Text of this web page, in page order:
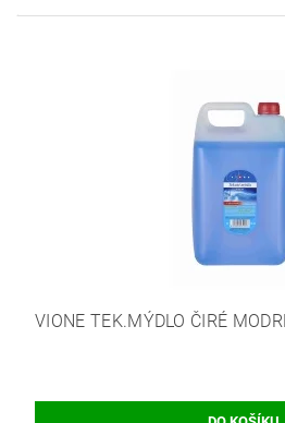
VIONE TEK.MÝDLO ČIRÉ